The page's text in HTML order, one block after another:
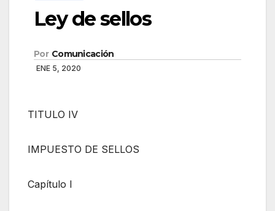
Ley de sellos
Por Comunicación
ENE 5, 2020
TITULO IV
IMPUESTO DE SELLOS
Capítulo I